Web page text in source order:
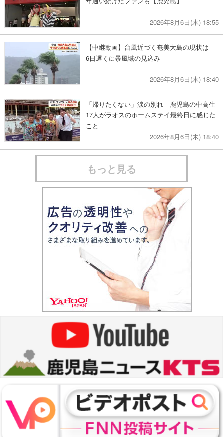
2026年8月6日(木) 18:55
【中継動画】台風近づく奄美大島の現状は
6日遅くに暴風域の見込み
2026年8月6日(木) 18:40
「帰りたくない」涙の別れ 鹿児島の中高生
17人がラオスのホームステイ最終日に感じた
こと
2026年8月6日(木) 18:40
もっと見る